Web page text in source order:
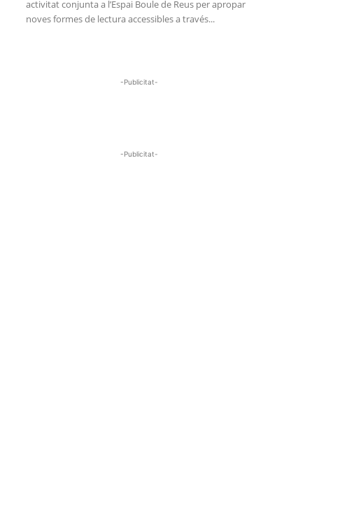
activitat conjunta a l’Espai Boule de Reus per apropar
noves formes de lectura accessibles a través...
-Publicitat-
-Publicitat-